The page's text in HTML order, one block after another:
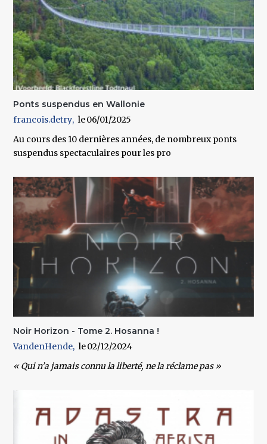
Ponts suspendus en Wallonie
francois.detry
06/01/2025
Au cours des 10 dernières années, de nombreux ponts
suspendus spectaculaires pour les pro
Noir Horizon - Tome 2. Hosanna !
VandenHende
02/12/2024
« Qui n’a jamais connu la liberté, ne la réclame pas »